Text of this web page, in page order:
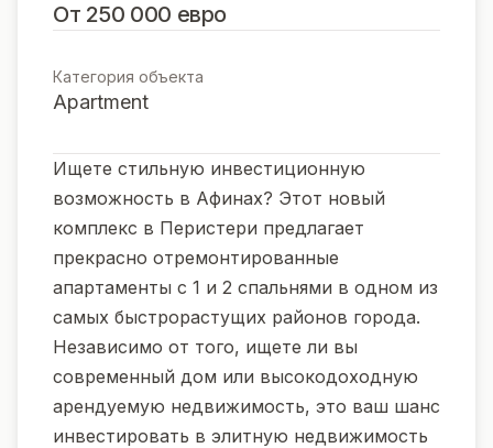
От 250 000 евро
Категория объекта
Apartment
Ищете стильную инвестиционную
возможность в Афинах? Этот новый
комплекс в Перистери предлагает
прекрасно отремонтированные
апартаменты с 1 и 2 спальнями в одном из
самых быстрорастущих районов города.
Независимо от того, ищете ли вы
современный дом или высокодоходную
арендуемую недвижимость, это ваш шанс
инвестировать в элитную недвижимость